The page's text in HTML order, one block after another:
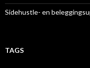
Sidehustle- en
TAGS